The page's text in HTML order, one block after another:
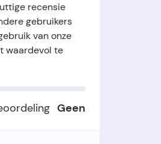
recensie
gebruikers
van onze
waardevol te
Geen